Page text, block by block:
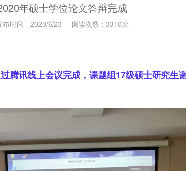
年硕士学位论文答辩完成
布时间：2020/6/23 阅读次数：3310次
腾讯线上会议完成，课题组17级硕士研究生